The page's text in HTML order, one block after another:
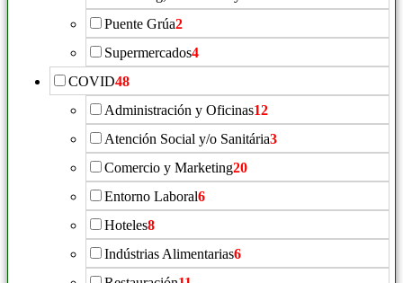
Puente Grúa2
Supermercados4
COVID48
Administración y Oficinas12
Atención Social y/o Sanitária3
Comercio y Marketing20
Entorno Laboral6
Hoteles8
Indústrias Alimentarias6